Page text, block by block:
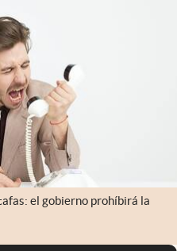
el gobierno prohíbirá la